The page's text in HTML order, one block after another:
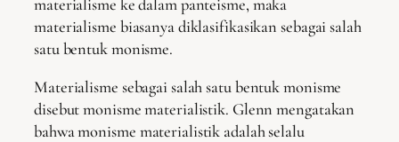
materialisme ke dalam panteisme, maka
materialisme biasanya diklasifikasikan sebagai salah
satu bentuk monisme.
Materialisme sebagai salah satu bentuk monisme
disebut monisme materialistik. Glenn mengatakan
bahwa monisme materialistik adalah selalu